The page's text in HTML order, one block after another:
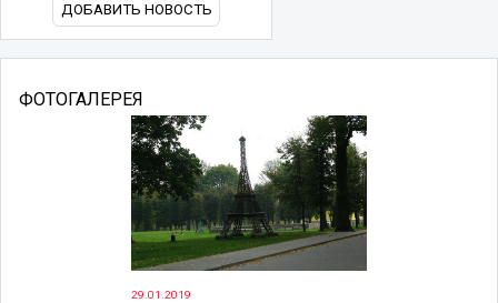
ДОБАВИТЬ НОВОСТЬ
ФОТОГАЛЕРЕЯ
29.01.2019